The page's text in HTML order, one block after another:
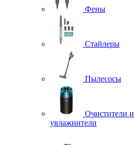
Фены
Стайлеры
Пылесосы
Очистители и
увлажнители